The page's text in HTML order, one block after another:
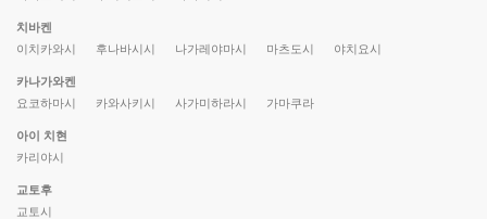
치바켄
이치카와시
후나바시시 나가레야마시 마츠도시 야치요시
카나가와켄
요코하마시
카와사키시 사가미하라시 가마쿠라
아이 치현
카리야시
교토후
교토시